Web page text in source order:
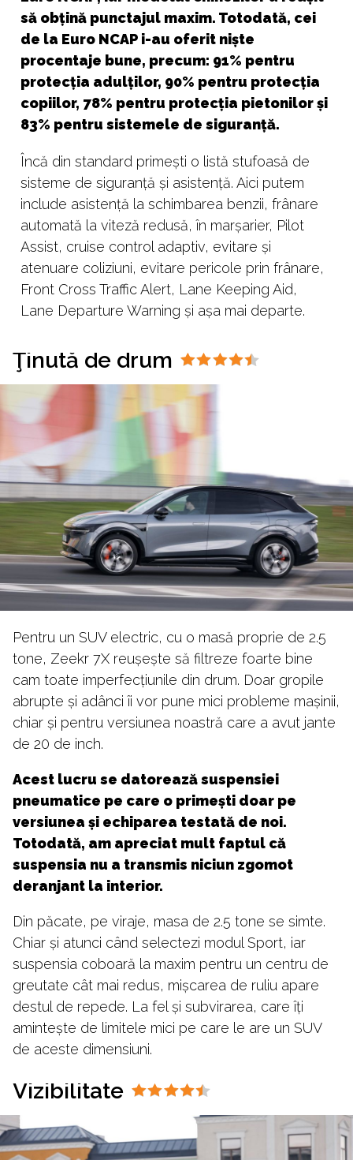
să obțină punctajul maxim. Totodată, cei
de la Euro NCAP i-au oferit niște
procentaje bune, precum: 91% pentru
protecția adulților, 90% pentru protecția
copiilor, 78% pentru protecția pietonilor și
83% pentru sistemele de siguranță.
Încă din standard primești o listă stufoasă de
sisteme de siguranță și asistență. Aici putem
include asistență la schimbarea benzii, frânare
automată la viteză redusă, în marșarier, Pilot
Assist, cruise control adaptiv, evitare și
atenuare coliziuni, evitare pericole prin frânare,
Front Cross Traffic Alert, Lane Keeping Aid,
Lane Departure Warning și așa mai departe.
Ţinută de drum
Pentru un SUV electric, cu o masă proprie de 2.5
tone, Zeekr 7X reușește să filtreze foarte bine
cam toate imperfecțiunile din drum. Doar gropile
abrupte și adânci îi vor pune mici probleme mașinii,
chiar și pentru versiunea noastră care a avut jante
de 20 de inch.
Acest lucru se datorează suspensiei
pneumatice pe care o primești doar pe
versiunea și echiparea testată de noi.
Totodată, am apreciat mult faptul că
suspensia nu a transmis niciun zgomot
deranjant la interior.
Din păcate, pe viraje, masa de 2.5 tone se simte.
Chiar și atunci când selectezi modul Sport, iar
suspensia coboară la maxim pentru un centru de
greutate cât mai redus, mișcarea de ruliu apare
destul de repede. La fel și subvirarea, care îți
amintește de limitele mici pe care le are un SUV
de aceste dimensiuni.
Vizibilitate